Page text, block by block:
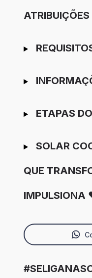
ATRIBUIÇÕES
ETAPAS
SOLAR
QUE
IMPULSIONA